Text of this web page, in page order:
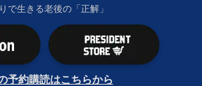
で生きる老後の「正解」
予約購読はこちらから